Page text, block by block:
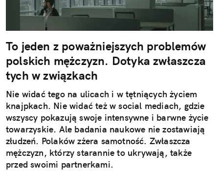
To jeden z poważniejszych problemów
polskich mężczyzn. Dotyka zwłaszcza
tych w związkach
Nie widać tego na ulicach i w tętniących życiem
knajpkach. Nie widać też w social mediach, gdzie
wszyscy pokazują swoje intensywne i barwne życie
towarzyskie. Ale badania naukowe nie zostawiają
złudzeń. Polaków zżera samotność. Zwłaszcza
mężczyzn, którzy starannie to ukrywają, także
przed swoimi partnerkami.